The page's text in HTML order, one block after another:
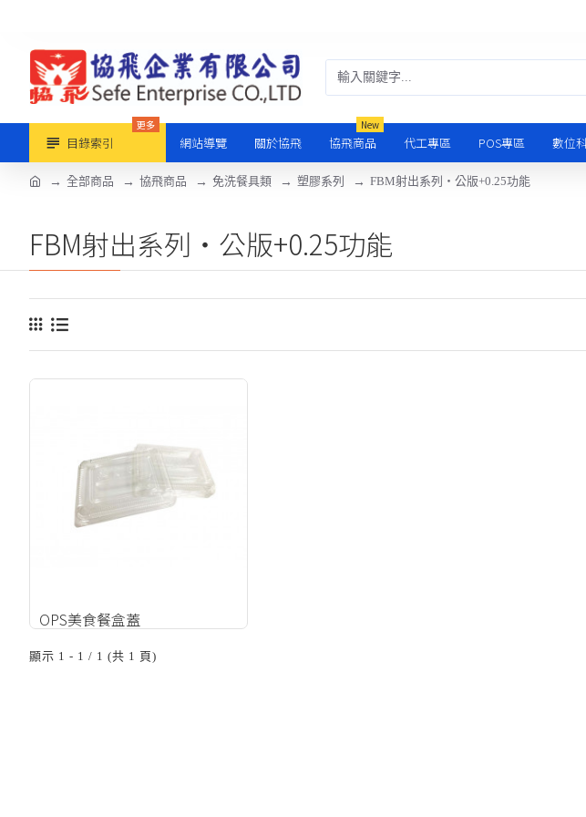
目錄索引
更多
網站導覽 關於協飛 協飛商品
New
代工專區 POS專區 數位
全部商品 協飛商品 免洗餐具類 塑膠系列 FBM射出系列‧公版+0.25功能
FBM射出系列‧公版+0.25功能
OPS美食餐盒蓋
顯示 1 - 1 / 1 (共 1 頁)